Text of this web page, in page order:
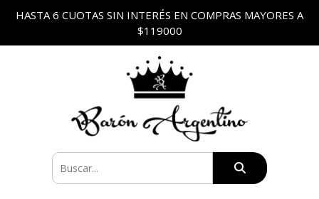
HASTA 6 CUOTAS SIN INTERÉS EN COMPRAS MAYORES A
$119000